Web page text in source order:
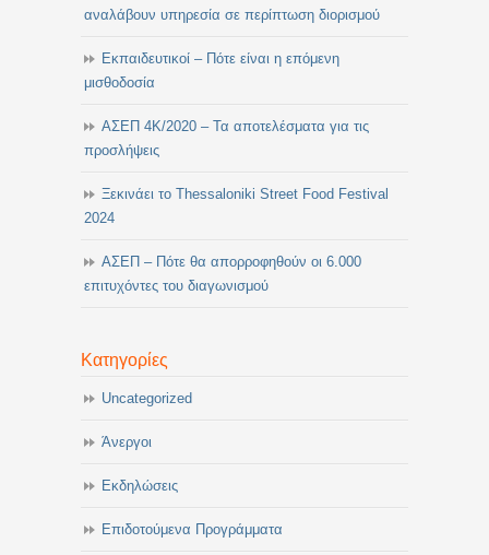
αναλάβουν υπηρεσία σε περίπτωση διορισμού
Εκπαιδευτικοί – Πότε είναι η επόμενη
μισθοδοσία
ΑΣΕΠ 4Κ/2020 – Τα αποτελέσματα για τις
προσλήψεις
Ξεκινάει το Thessaloniki Street Food Festival
2024
ΑΣΕΠ – Πότε θα απορροφηθούν οι 6.000
επιτυχόντες του διαγωνισμού
Κατηγορίες
Uncategorized
Άνεργοι
Εκδηλώσεις
Επιδοτούμενα Προγράμματα